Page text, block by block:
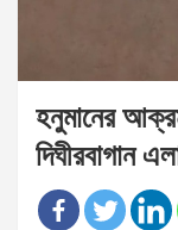
হনুমানের
দিঘীরবাগান